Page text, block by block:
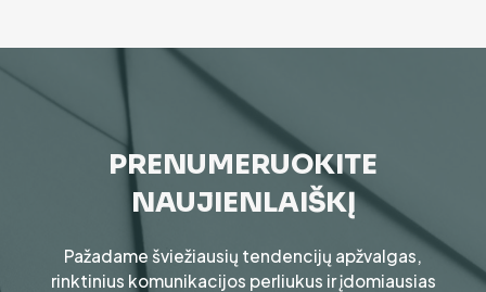
PRENUMERUOKITE
NAUJIENLAIŠKĮ
Pažadame šviežiausių tendencijų apžvalgas,
rinktinius komunikacijos perliukus ir įdomiausias